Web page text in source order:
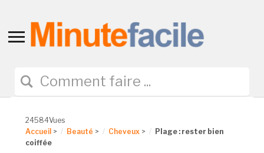
Toggle
navigation
24584Vues
Accueil > Beauté > Cheveux >
Plage : rester bien
coiffée